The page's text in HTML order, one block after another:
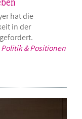
Politik & Positionen
hat die
in der